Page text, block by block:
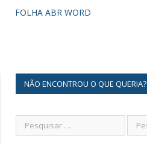
FOLHA ABR WORD
NÃO ENCONTROU O QUE QUERIA?